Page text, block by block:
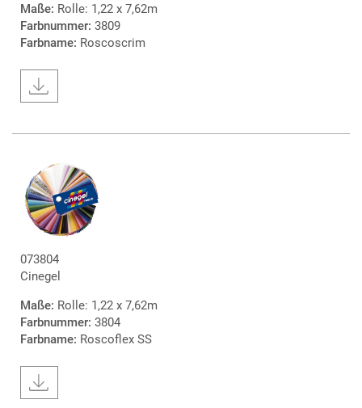
Maße: Rolle: 1,22 x 7,62m
Farbnummer: 3809
Farbname: Roscoscrim
073804
Cinegel
Maße: Rolle: 1,22 x 7,62m
Farbnummer: 3804
Farbname: Roscoflex SS